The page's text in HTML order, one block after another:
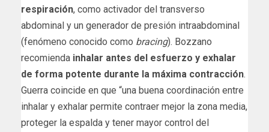
respiración, como activador del transverso
abdominal y un generador de presión intraabdominal
(fenómeno conocido como bracing). Bozzano
recomienda inhalar antes del esfuerzo y exhalar
de forma potente durante la máxima contracción.
Guerra coincide en que “una buena coordinación entre
inhalar y exhalar permite contraer mejor la zona media,
proteger la espalda y tener mayor control del